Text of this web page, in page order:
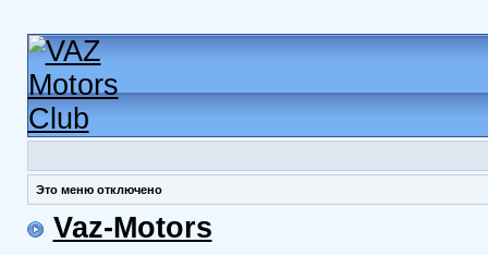
Это меню отключено
Vaz-Motors